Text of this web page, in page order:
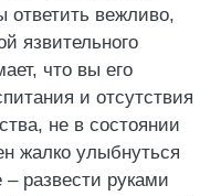
вежливо,
язвительного
что вы его
и отсутствия
не в состоянии
жалко улыбнуться
развести руками